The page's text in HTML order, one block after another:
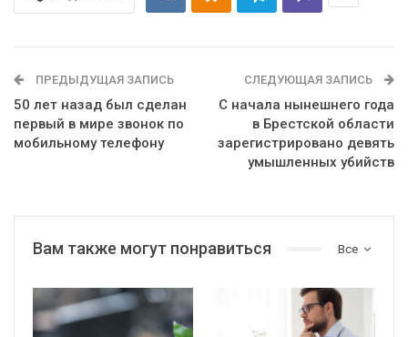
ПРЕДЫДУЩАЯ ЗАПИСЬ
50 лет назад был сделан
первый в мире звонок по
мобильному телефону
СЛЕДУЮЩАЯ ЗАПИСЬ
С начала нынешнего года
в Брестской области
зарегистрировано девять
умышленных убийств
Все
Вам также могут понравиться